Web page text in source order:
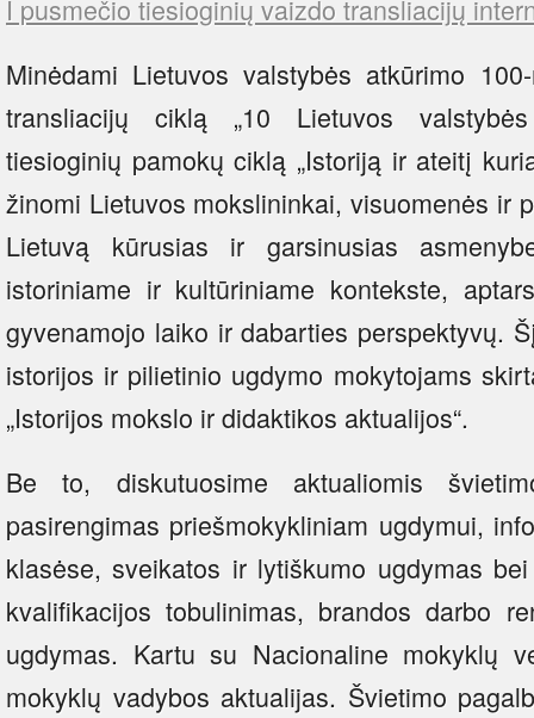
I pusmečio tiesioginių vaizdo transliacijų
Minėdami Lietuvos valstybės atkūrimo
transliacijų ciklą „10 Lietuvos valstybės
tiesioginių pamokų ciklą „Istoriją ir ateitį
žinomi Lietuvos mokslininkai, visuomenės ir
Lietuvą kūrusias ir garsinusias
istoriniame ir kultūriniame kontekste,
gyvenamojo laiko ir dabarties perspektyvų.
istorijos ir pilietinio ugdymo mokytojams
„Istorijos mokslo ir didaktikos aktualijos“.
Be to, diskutuosime aktualiomis
pasirengimas priešmokykliniam ugdymui,
klasėse, sveikatos ir lytiškumo ugdymas
kvalifikacijos tobulinimas, brandos darbo
ugdymas. Kartu su Nacionaline mokyklų
mokyklų vadybos aktualijas. Švietimo